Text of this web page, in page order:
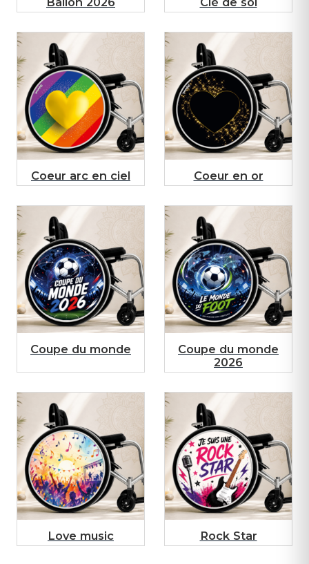
Coeur arc en ciel Coeur en or
Coupe du monde
Coupe du monde
2026
Love music Rock Star